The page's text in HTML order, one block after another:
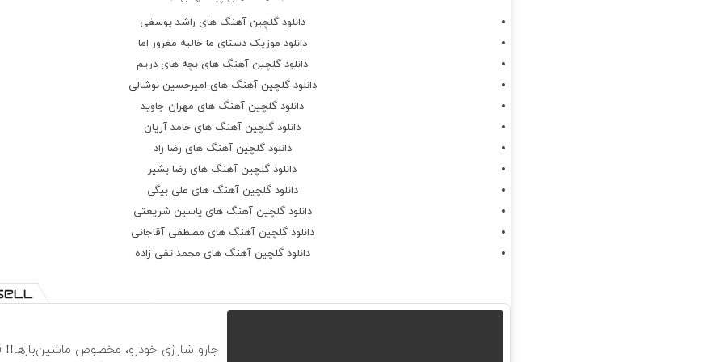
نمیدونم تا ابد بودن بود
دروغ من یا تو
تو فالش ترین آهنگم شدی
کوک هر سازو
یا عبور هر جا شد
ظهور دستاتو
که شد قطره های
رشته های
خون رگ هامو
توی عمق قلبت حبس کردی این
سکوت فریادو
نبودنم شد
اشک اون که
توی دریا گم
دانلود گلچین آهنگ های راشد یوسفی
دانلود موزیک دستای ما خالیه مغرور اما
دانلود گلچین آهنگ های بچه های دریم
دانلود گلچین آهنگ های امیرحسین نوشالی
دانلود گلچین آهنگ های مهران جاوید
دانلود گلچین آهنگ های حامد آریان
دانلود گلچین آهنگ های رضا راد
دانلود گلچین آهنگ های رضا بشیر
دانلود گلچین آهنگ های علی بیگی
دانلود گلچین آهنگ های یاسین شریعتى
دانلود گلچین آهنگ های مصطفی آقاجانی
دانلود گلچین آهنگ های محمد تقی زاده
جارو شارژی خودرو، مخصوص ماشین‌باز‌ها!!